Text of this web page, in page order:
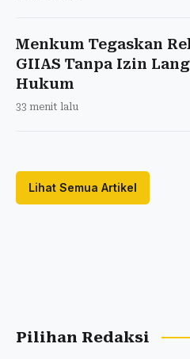
Menkum Tegaskan
GIIAS Tanpa Izin
Hukum
33 menit lalu
Lihat Semua Artikel
Pilihan Redaksi